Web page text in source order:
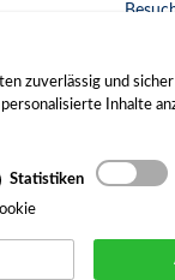
zuverlässig und
Inhalte
Statistiken